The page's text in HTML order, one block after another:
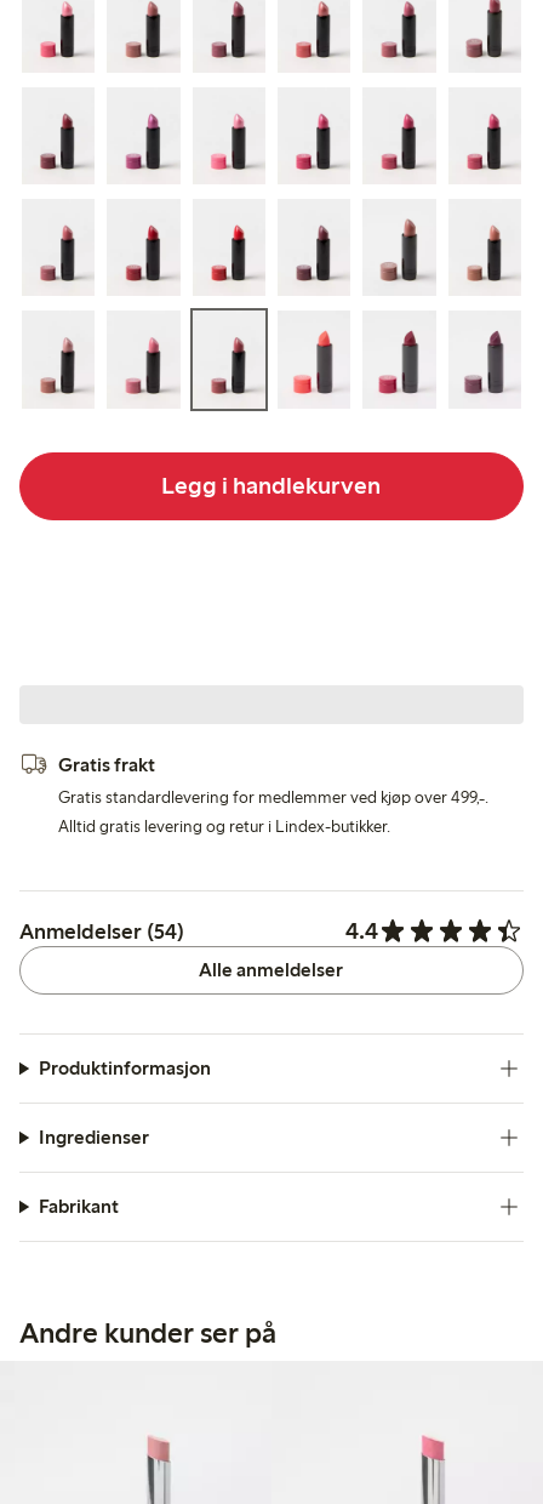
Legg i handlekurven
Gratis frakt
Gratis standardlevering for medlemmer ved kjøp over 499,-.
Alltid gratis levering og retur i Lindex-butikker.
Anmeldelser (54) 4.4
Alle anmeldelser
Produktinformasjon
Ingredienser
Fabrikant
Andre kunder ser på